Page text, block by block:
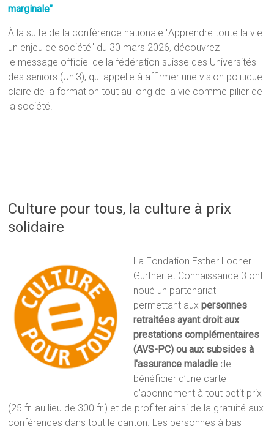
marginale"
À la suite de la conférence nationale "Apprendre toute la vie:
un enjeu de société" du 30 mars 2026, découvrez
le message officiel de la fédération suisse des Universités
des seniors (Uni3), qui appelle à affirmer une vision politique
claire de la formation tout au long de la vie comme pilier de
la société.
Culture pour tous, la culture à prix
solidaire
La Fondation Esther Locher
Gurtner et Connaissance 3 ont
noué un partenariat
permettant auxpersonnes
retraitées ayant droit aux
prestations complémentaires
(AVS-PC) ou aux subsides à
l'assurance maladie de
bénéficier d’une carte
d’abonnement à tout petit prix
(25 fr. au lieu de 300 fr.) et de profiter ainsi de la gratuité aux
conférences dans tout le canton. Les personnes à bas